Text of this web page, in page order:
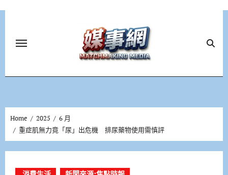
Home 2025
6 月
重症肌無力竟「尿」出危機 排尿藥物使用需慎評